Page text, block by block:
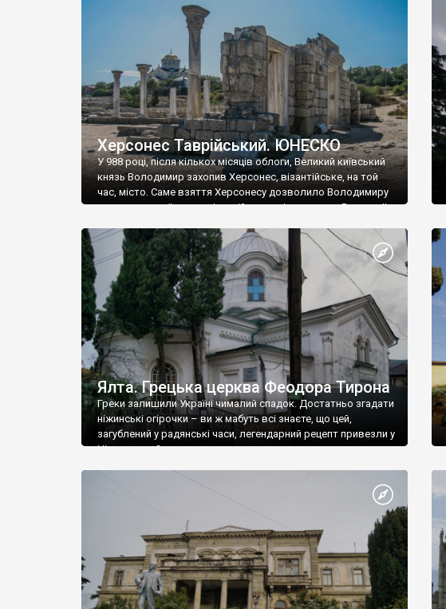
візантійської доби. Раритети викрадені з фондів об’єкту
культурної спадщини ЮНЕСКО «Херсонеса Таврійського».
Офіційно – на виставку «Золото Візантії», але експерти та
влада в Україні вважають це лише […]
Херсонес Таврійський. ЮНЕСКО
У 988 році, після кількох місяців облоги, Великий київський
князь Володимир захопив Херсонес, візантійське, на той
час, місто. Саме взяття Херсонесу дозволило Володимиру
диктувати свої умови візантійському імператору Василю ІІ,
Херсонесі Володимир-язичник, став Василем-
християнином. А потім було Хрещення Русі. На честь
Херсонесу Таврійського названо місто […]
Ялта. Грецька церква Феодора Тирона
Греки залишили Україні чималий спадок. Достатньо згадати
ніжинські огірочки – ви ж мабуть всі знаєте, що цей,
загублений у радянські часи, легендарний рецепт привезли у
Ніжин греки?